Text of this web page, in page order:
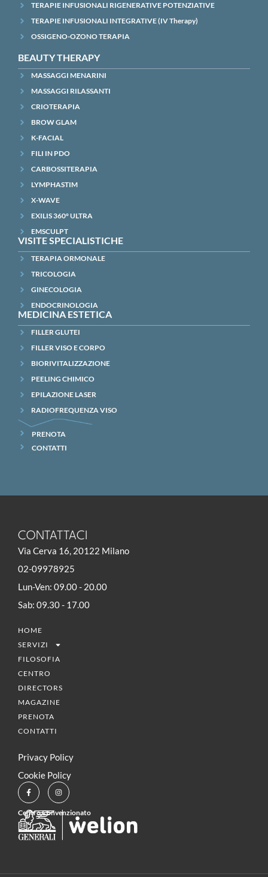
TERAPIE INFUSIONALI RIGENERATIVE POTENZIATIVE
TERAPIE INFUSIONALI INTEGRATIVE (IV Therapy)
OSSIGENO-OZONO TERAPIA
BEAUTY THERAPY
MASSAGGI MENARINI
MASSAGGI RILASSANTI
CRIOTERAPIA
BROW GLAM
K-FACIAL
FILI IN PDO
CARBOSSITERAPIA
LYMPHASTIM
X-WAVE
EXILIS 360° ULTRA
EMSCULPT
VISITE SPECIALISTICHE
TERAPIA ORMONALE
TRICOLOGIA
GINECOLOGIA
ENDOCRINOLOGIA
MEDICINA ESTETICA
FILLER GLUTEI
FILLER VISO E CORPO
BIORIVITALIZZAZIONE
PEELING CHIMICO
EPILAZIONE LASER
RADIOFREQUENZA VISO
PRENOTA
CONTATTI
CONTATTACI
Via Cerva 16, 20122 Milano
02-09978925
Lun-Ven: 09.00 - 20.00
Sab: 09.30 - 17.00
HOME
SERVIZI
FILOSOFIA
CENTRO
DIRECTORS
MAGAZINE
PRENOTA
CONTATTI
Privacy Policy
Cookie Policy
Centro Convenzionato